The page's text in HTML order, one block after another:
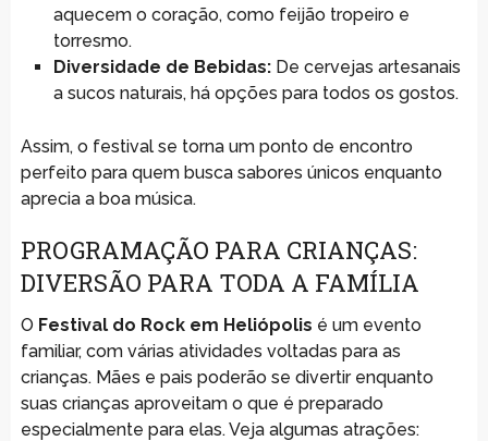
aquecem o coração, como feijão tropeiro e
torresmo.
Diversidade de Bebidas:De cervejas artesanais
a sucos naturais, há opções para todos os gostos.
Assim, o festival se torna um ponto de encontro
perfeito para quem busca sabores únicos enquanto
aprecia a boa música.
PROGRAMAÇÃO PARA CRIANÇAS:
DIVERSÃO PARA TODA A FAMÍLIA
O Festival do Rock em Heliópolis é um evento
familiar, com várias atividades voltadas para as
crianças. Mães e pais poderão se divertir enquanto
suas crianças aproveitam o que é preparado
especialmente para elas. Veja algumas atrações: